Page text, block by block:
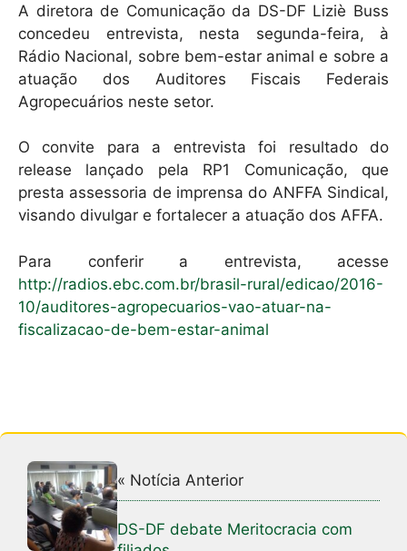
p
p
o
o
k
A diretora de Comunicação da DS-DF Liziè Buss
concedeu entrevista, nesta segunda-feira, à
Rádio Nacional, sobre bem-estar animal e sobre a
atuação dos Auditores Fiscais Federais
Agropecuários neste setor.
O convite para a entrevista foi resultado do
release lançado pela RP1 Comunicação, que
presta assessoria de imprensa do ANFFA Sindical,
visando divulgar e fortalecer a atuação dos AFFA.
Para conferir a entrevista, acesse
http://radios.ebc.com.br/brasil-rural/edicao/2016-
10/auditores-agropecuarios-vao-atuar-na-
fiscalizacao-de-bem-estar-animal
« Notícia Anterior
DS-DF debate Meritocracia com